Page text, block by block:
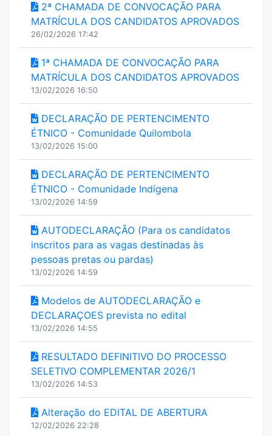
2ª CHAMADA DE CONVOCAÇÃO PARA
MATRÍCULA DOS CANDIDATOS APROVADOS
26/02/2026 17:42
1ª CHAMADA DE CONVOCAÇÃO PARA
MATRÍCULA DOS CANDIDATOS APROVADOS
13/02/2026 16:50
DECLARAÇÃO DE PERTENCIMENTO
ÉTNICO - Comunidade Quilombola
13/02/2026 15:00
DECLARAÇÃO DE PERTENCIMENTO
ÉTNICO - Comunidade Indígena
13/02/2026 14:59
AUTODECLARAÇÃO (Para os candidatos
inscritos para as vagas destinadas às
pessoas pretas ou pardas)
13/02/2026 14:59
Modelos de AUTODECLARAÇÃO e
DECLARAÇOES prevista no edital
13/02/2026 14:55
RESULTADO DEFINITIVO DO PROCESSO
SELETIVO COMPLEMENTAR 2026/1
13/02/2026 14:53
Alteração do EDITAL DE ABERTURA
12/02/2026 22:28